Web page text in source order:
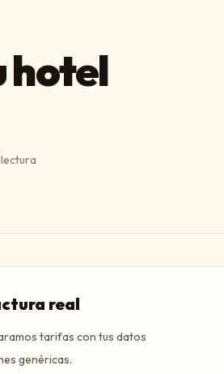
hotel
real
tarifas con tus datos
genéricas.